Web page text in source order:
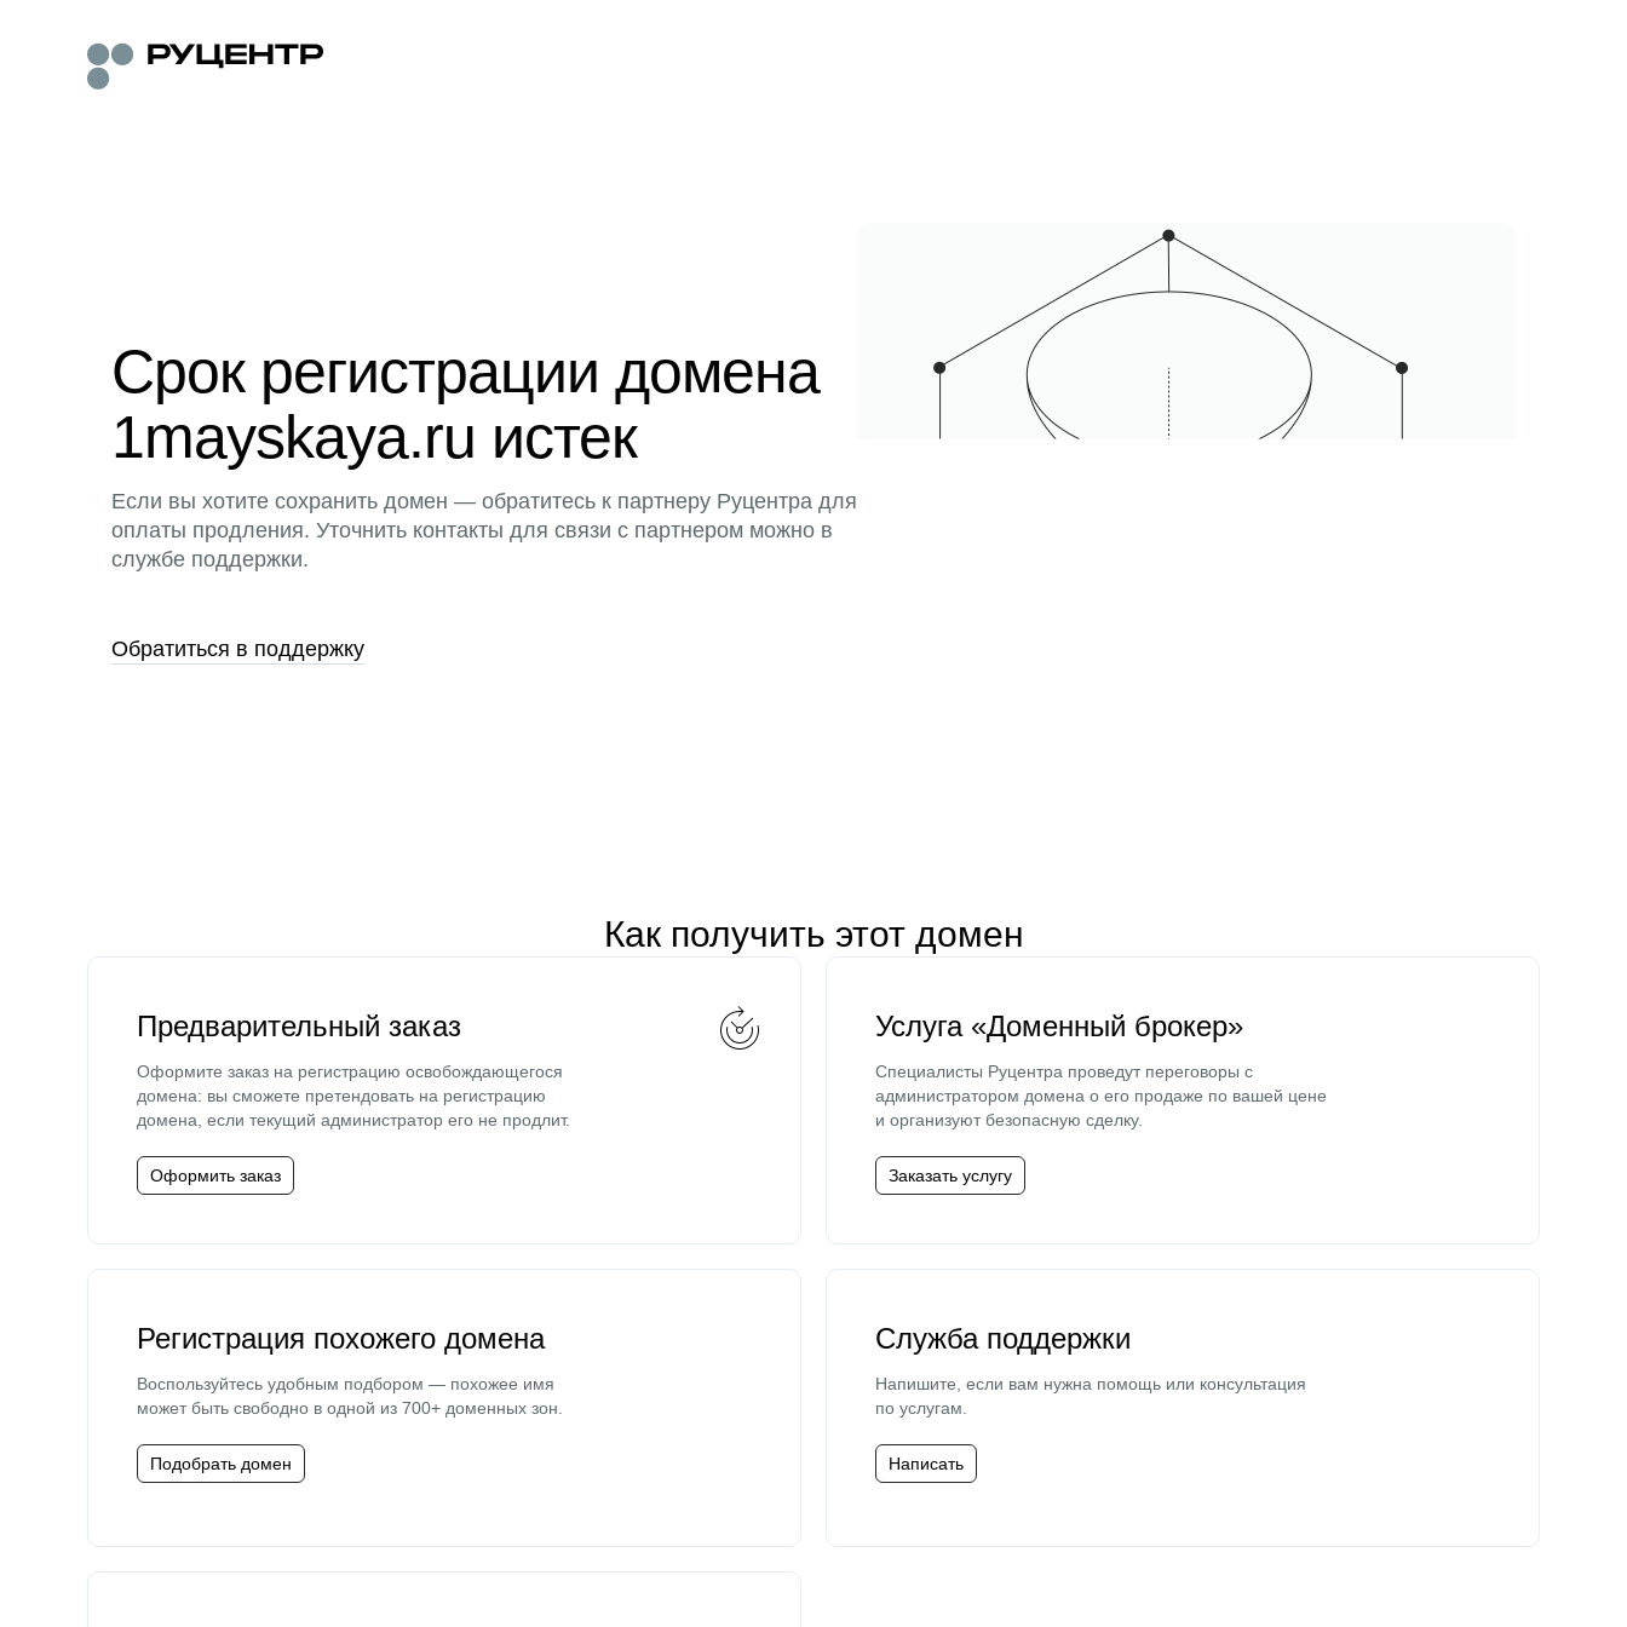
Срок регистрации домена
1mayskaya.ru истек
Если вы хотите сохранить домен — обратитесь к партнеру Руцентра для
оплаты продления. Уточнить контакты для связи с партнером можно в
службе поддержки.
Обратиться в поддержку
Как получить этот домен
Предварительный заказ
Оформите заказ на регистрацию освобождающегося
домена: вы сможете претендовать на регистрацию
домена, если текущий администратор его не продлит.
Оформить заказ
Услуга «Доменный брокер»
Специалисты Руцентра проведут переговоры с
администратором домена о его продаже по вашей цене
и организуют безопасную сделку.
Заказать услугу
Регистрация похожего домена
Воспользуйтесь удобным подбором — похожее имя
может быть свободно в одной из 700+ доменных зон.
Подобрать домен
Служба поддержки
Напишите, если вам нужна помощь или консультация
по услугам.
Написать